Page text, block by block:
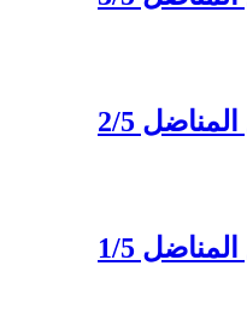
2/5
1/5